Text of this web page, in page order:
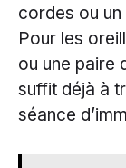
cordes ou
Pour les
ou une paire
suffit déjà à
séance